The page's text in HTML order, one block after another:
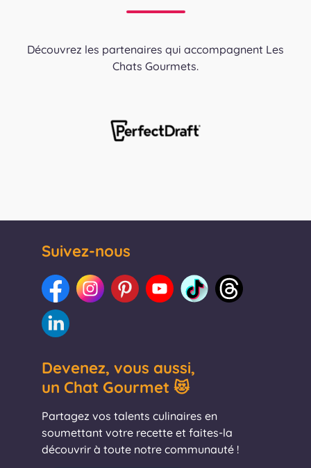
Découvrez les partenaires qui accompagnent Les
Chats Gourmets.
Suivez-nous
Devenez, vous aussi,
un Chat Gourmet 😻
Partagez vos talents culinaires en
soumettant votre recette et faites-la
découvrir à toute notre communauté !